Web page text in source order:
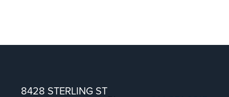
8428 STERLING ST